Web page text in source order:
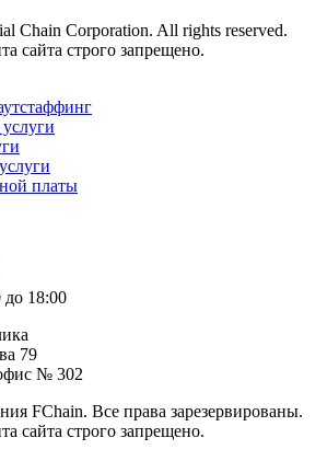
Chain Corporation. All rights reserved.
сайта строго запрещено.
платы
18:00
79
№ 302
FChain. Все права зарезервированы.
сайта строго запрещено.